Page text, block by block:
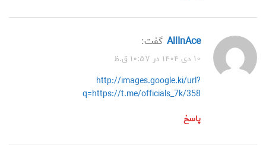
AllInAce گفت:
۱۰ دی ۱۴۰۴ در ۱۰:۵۷ ق.ظ
http://images.google.ki/url?
q=https://t.me/officials_7k/358
پاسخ